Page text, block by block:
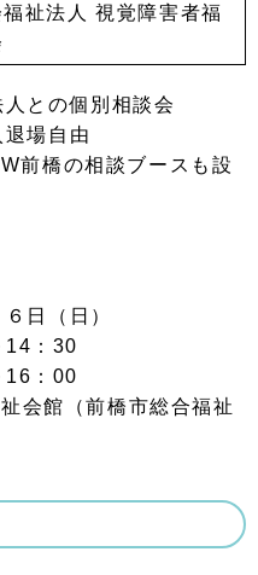
祉法人 視覚障害者福
との個別相談会
場自由
前橋の相談ブースも設
日（日）
：30
：00
館（前橋市総合福祉